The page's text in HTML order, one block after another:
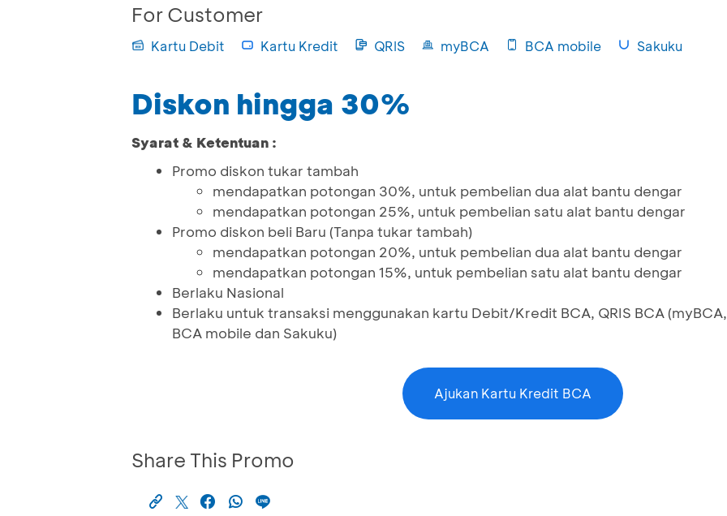
For Customer
Kartu Debit Kartu Kredit QRIS myBCA BCA mobile Sakuku
Diskon hingga 30%
Syarat & Ketentuan :
Promo diskon tukar tambah
mendapatkan potongan 30%, untuk pembelian dua alat bantu dengar
mendapatkan potongan 25%, untuk pembelian satu alat bantu dengar
Promo diskon beli Baru (Tanpa tukar tambah)
mendapatkan potongan 20%, untuk pembelian dua alat bantu dengar
mendapatkan potongan 15%, untuk pembelian satu alat bantu dengar
Berlaku Nasional
Berlaku untuk transaksi menggunakan kartu Debit/Kredit BCA, QRIS BCA (myBCA,
BCA mobile dan Sakuku)
Ajukan Kartu Kredit BCA
Share This Promo